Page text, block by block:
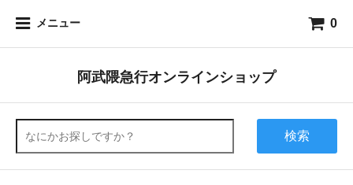
メニュー 0
阿武隈急行オンラインショップ
検索